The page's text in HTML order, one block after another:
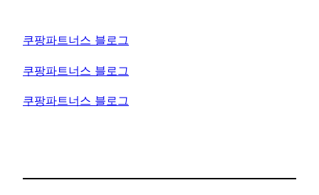
쿠팡파트너스 블로그
쿠팡파트너스 블로그
쿠팡파트너스 블로그